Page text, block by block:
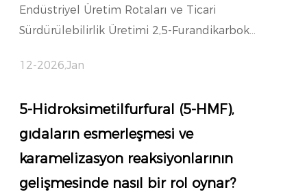
Endüstriyel Üretim Rotaları ve Ticari
Sürdürülebilirlik Üretimi 2,5-Furandikarbok...
12-2026,Jan
5-Hidroksimetilfurfural (5-HMF),
gıdaların esmerleşmesi ve
karamelizasyon reaksiyonlarının
gelişmesinde nasıl bir rol oynar?